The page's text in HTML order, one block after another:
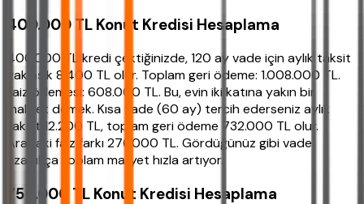
400.000 TL Konut Kredisi Hesaplama
400.000 TL kredi çektiğinizde, 120 ay vade için aylık taksit
yaklaşık 8.400 TL olur. Toplam geri ödeme: 1.008.000 TL.
Faiz ödemesi: 608.000 TL. Bu, evin iki katına yakın bir
maliyet demek. Kısa vade (60 ay) tercih ederseniz aylık
taksit 12.200 TL, toplam geri ödeme 732.000 TL olur.
Aradaki faiz farkı 276.000 TL. Gördüğünüz gibi vade
uzadıkça toplam maliyet hızla artıyor.
750.000 TL Konut Kredisi Hesaplama